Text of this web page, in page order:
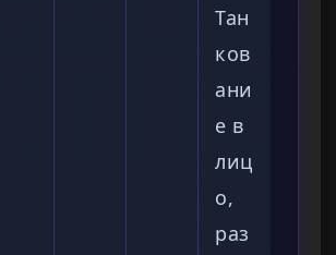
Тан
ков
ани
е в
лиц
о,
раз